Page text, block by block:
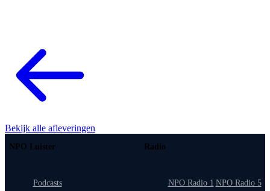
Bekijk alle afleveringen
NPO Luister
Podcasts
Radio
NPO Radio 1 NPO Radio 5